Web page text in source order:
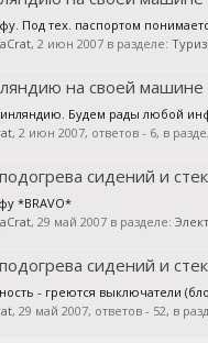
Под тех. паспортом
, 2 июн 2007 в разделе:
на своей машине
Будем рады любой
, 2 июн 2007, ответов - 6, в
сидений и
*BRAVO*
, 29 май 2007 в разделе:
сидений и
- греются выключатели
, 29 май 2007, ответов - 52, в